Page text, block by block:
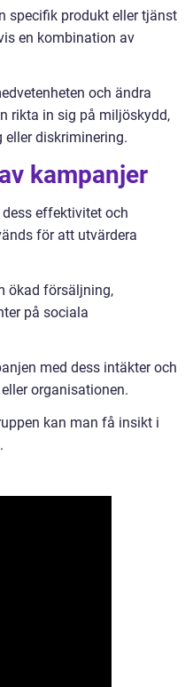
specifik produkt eller tjänst
en kombination av
och ändra
rikta in sig på miljöskydd,
diskriminering.
kampanjer
effektivitet och
för att utvärdera
ökad försäljning,
på sociala
med dess intäkter och
organisationen.
kan man få insikt i